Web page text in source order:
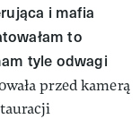
i mafia
to
tyle odwagi
przed kamerą